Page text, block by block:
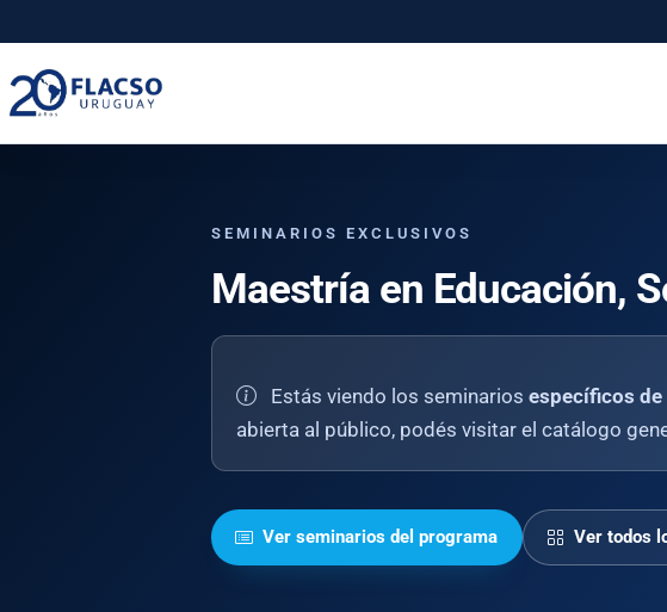
al
contenido
principal
al
contenido
SEMINARIOS EXCLUSIVOS
Maestría en Educación,
Estás viendo los seminariosespecíficos
abierta al público, podés visitar el catálogo
Ver seminarios del programa Ver todos